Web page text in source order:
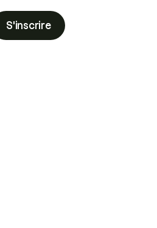
S'inscrire